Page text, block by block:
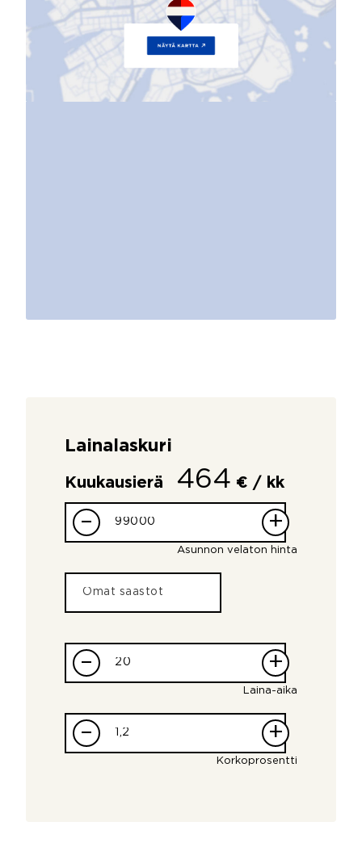
Lainalaskuri
Kuukausierä 464 € / kk
– +
Asunnon velaton hinta
– +
Laina-aika
– +
Korkoprosentti